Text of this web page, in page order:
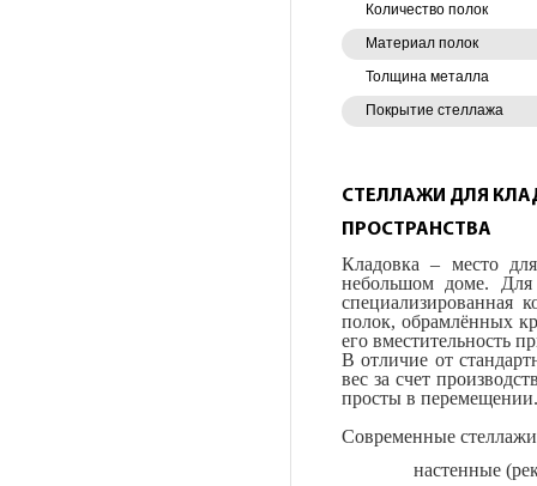
Количество полок
Материал полок
Толщина металла
Покрытие стеллажа
СТЕЛЛАЖИ ДЛЯ
ПРОСТРАНСТВА
Кладовка – место
небольшом доме. Для
специализированная
полок, обрамлённых
его вместительность
В отличие от
вес за счет
просты в перемещении.
Современные
настенные